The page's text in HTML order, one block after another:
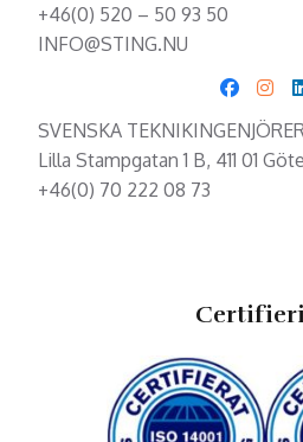
+46(0) 520 – 50 93 50
INFO@STING.NU
SVENSKA
Lilla Stampgatan 1 B, 411 01
+46(0) 70 222 08 73